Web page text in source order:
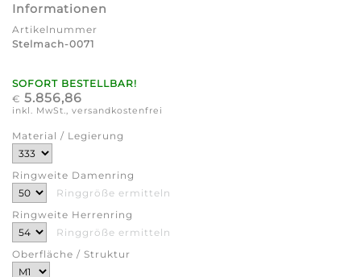
Informationen
Artikelnummer
Stelmach-0071
SOFORT BESTELLBAR!
€ 5.856,86
inkl. MwSt., versandkostenfrei
Material / Legierung
Ringweite Damenring
Ringgröße ermitteln
Ringweite Herrenring
Ringgröße ermitteln
Oberfläche / Struktur